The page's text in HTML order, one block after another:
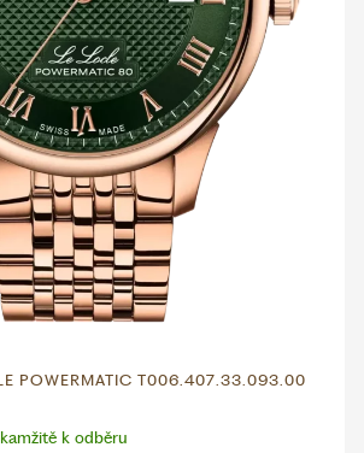
POWERMATIC T006.407.33.093.00
k odběru